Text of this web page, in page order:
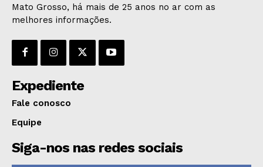
Mato Grosso, há mais de 25 anos no ar com as
melhores informações.
Expediente
Fale conosco
Equipe
Siga-nos nas redes sociais